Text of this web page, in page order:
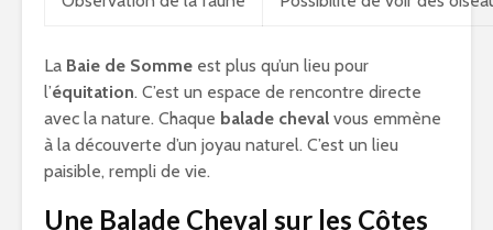
La Baie de Somme est plus qu’un lieu pour
l’équitation. C’est un espace de rencontre directe
avec la nature. Chaque balade cheval vous emmène
à la découverte d’un joyau naturel. C’est un lieu
paisible, rempli de vie.
Une Balade Cheval sur les Côtes